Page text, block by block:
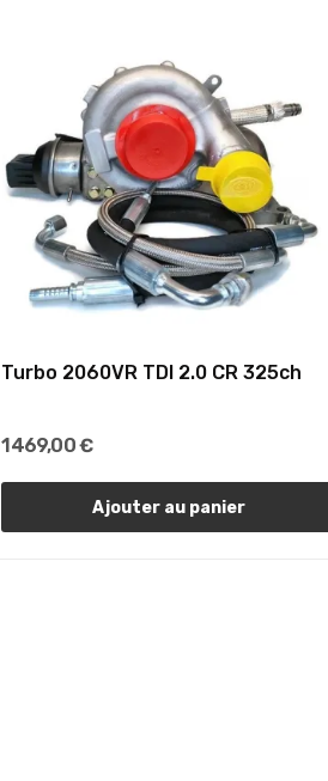
Turbo 2060VR TDI 2.0 CR 325ch
1 469,00 €
Ajouter au panier